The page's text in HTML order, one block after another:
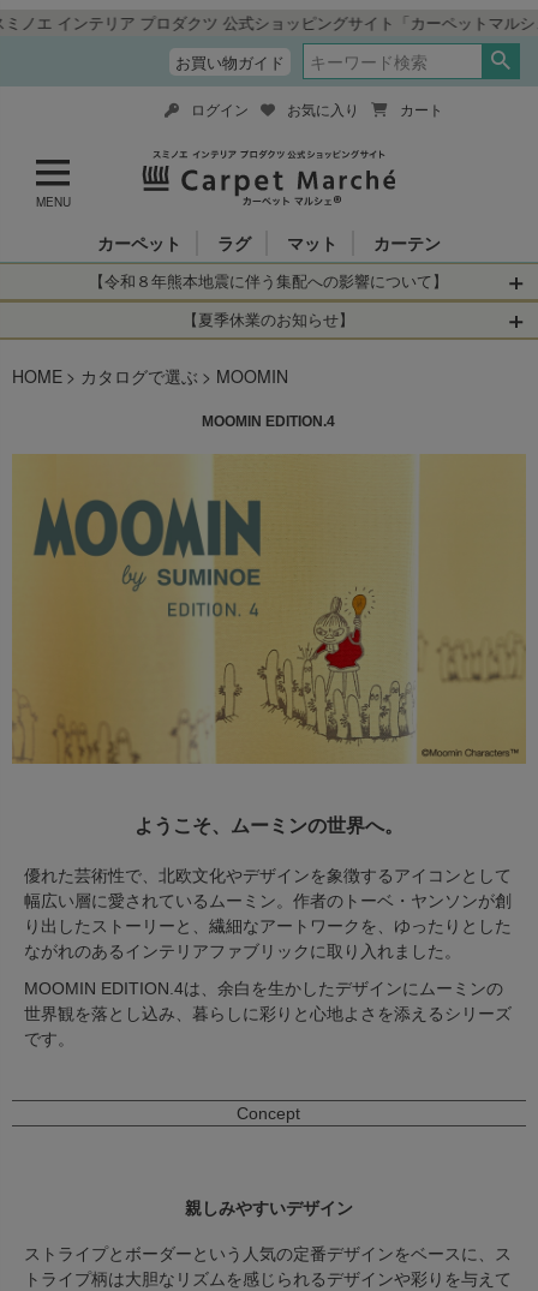
ッピングサイト「カーペットマルシェ」
お買い物ガイド
MENU
ログイン お気に入り カート
カーペット ラグ マット カーテン
【令和８年熊本地震に伴う集配への影響について】
令和8年熊本地震により、お亡くなりになられた方々に深く
お見舞い申し上げます。 この地震の影響により、現在、一
・全国から九州あてのお荷物
・九州から全国あてのお荷物
なお、今後の被害状況や交通規制などにより、対象地域や
サービスへの影響が変更となる場合がございます。
お客さまにはご不便をおかけいたしますが、何卒ご理解賜
りますようお願い申し上げます。
【夏季休業のお知らせ】
当店は は2026年8月11日(火)～2026年8月16日(日)
当店からの注文確認メールの送信、当店へのお問い合わせ
いただきますのでよろしくお願いいたします。
出荷センターも休業となりますため、休業期間中のご注文
商品の出荷は2026年8月18日(火)
以降となります。
オーダー商品など、詳しくはこちらから
HOME カタログで選ぶ MOOMIN
MOOMIN EDITION.4
ようこそ、ムーミンの世界へ。
優れた芸術性で、北欧文化やデザインを象徴するアイコンとして
幅広い層に愛されているムーミン。作者のトーベ・ヤンソンが創
り出したストーリーと、繊細なアートワークを、ゆったりとした
ながれのあるインテリアファブリックに取り入れました。
MOOMIN EDITION.4は、余白を生かしたデザインにムーミンの
世界観を落とし込み、暮らしに彩りと心地よさを添えるシリーズ
です。
Concept
親しみやすいデザイン
ストライプとボーダーという人気の定番デザインをベースに、ス
トライプ柄は大胆なリズムを感じられるデザインや彩りを与えて